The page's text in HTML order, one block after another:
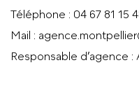
Téléphone : 04 67 81 15
Mail :
Responsable d’agence :